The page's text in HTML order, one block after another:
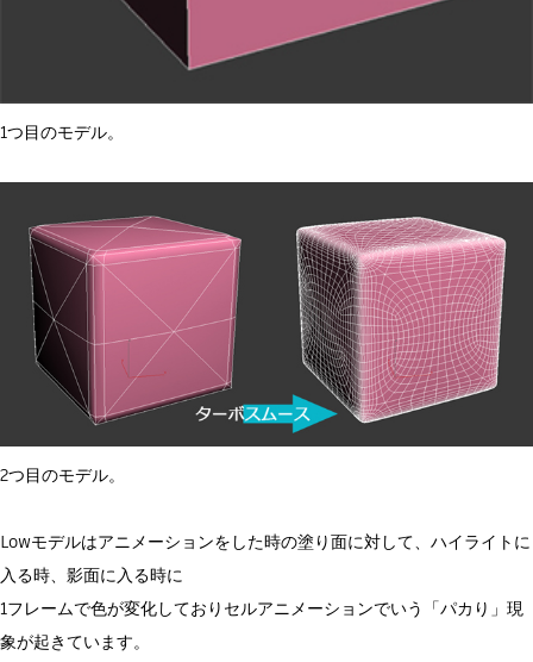
1つ目のモデル。
2つ目のモデル。
Lowモデルはアニメーションをした時の塗り面に対して、ハイライトに
入る時、影面に入る時に
1フレームで色が変化しておりセルアニメーションでいう「パカり」現
象が起きています。